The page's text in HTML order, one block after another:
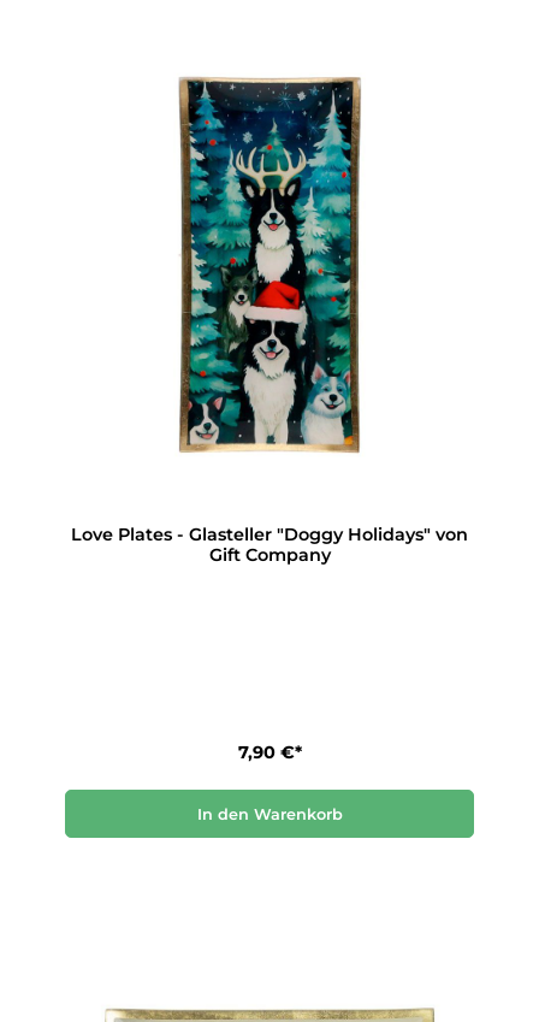
Love Plates - Glasteller "Doggy Holidays" von
Gift Company
7,90 €*
In den Warenkorb